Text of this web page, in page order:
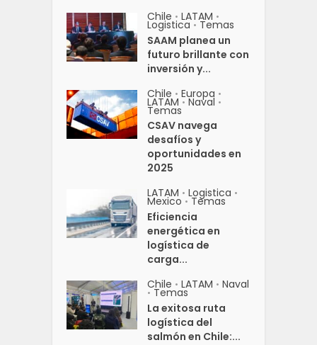
Chile • LATAM •
Logistica • Temas
SAAM planea un
futuro brillante con
inversión y...
Chile • Europa •
LATAM • Naval •
Temas
CSAV navega
desafíos y
oportunidades en
2025
LATAM • Logistica •
Mexico • Temas
Eficiencia
energética en
logística de
carga...
Chile • LATAM • Naval
• Temas
La exitosa ruta
logística del
salmón en Chile:...